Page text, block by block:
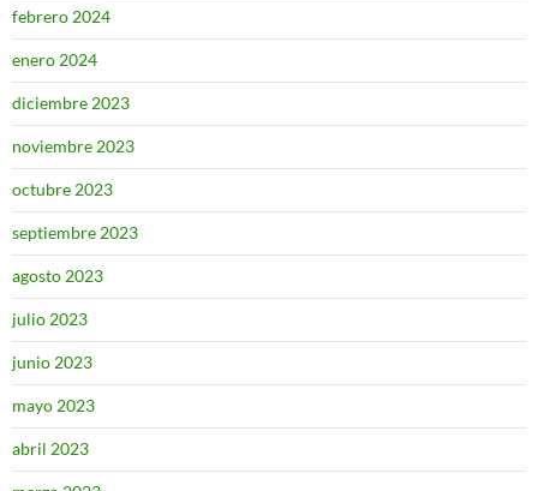
febrero 2024
enero 2024
diciembre 2023
noviembre 2023
octubre 2023
septiembre 2023
agosto 2023
julio 2023
junio 2023
mayo 2023
abril 2023